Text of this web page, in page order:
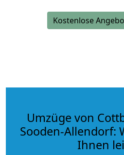
Kostenlose
Umzüge von
Sooden-Allendorf:
Ihnen